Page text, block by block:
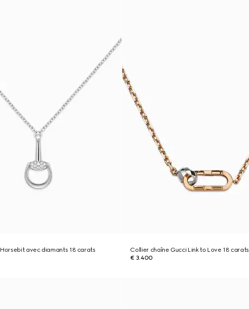
avec diamants 18 carats
Collier chaîne Gucci Link to Love 18 carats
€ 3.400